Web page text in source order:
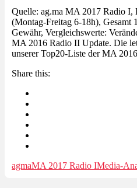
Quelle: ag.ma MA 2017 Radio I,
(Montag-Freitag 6-18h), Gesamt
Gewähr, Vergleichswerte:
MA 2016 Radio II Update. Die
unserer Top20-Liste der MA
Share this:
agmaMA 2017 Radio IMedia-